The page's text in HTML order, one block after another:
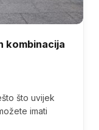
kombinacija
što uvijek
imati